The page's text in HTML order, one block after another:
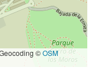
©OSM